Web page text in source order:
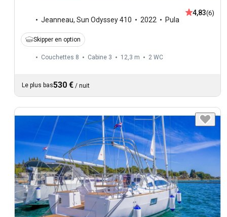
Jeanneau, Sun Odyssey 410 2022 Pula
4,83(6)
Skipper en option
Couchettes 8 Cabine 3 12,3 m 2 WC
Le plus bas530 € / nuit